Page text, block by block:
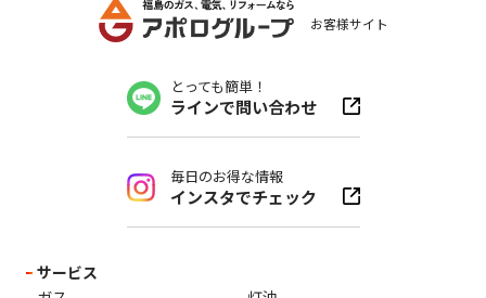
お客様サイト
とっても簡単！
ラインで問い合わせ
毎日のお得な情報
インスタでチェック
サービス